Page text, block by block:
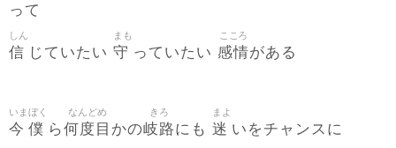
って
信
しん
じていたい 守
まも
っていたい 感情
こころ
がある
今
いま
僕
ぼく
ら何度目
なんどめ
かの岐路
きろ
にも 迷
まよ
いをチャンスに